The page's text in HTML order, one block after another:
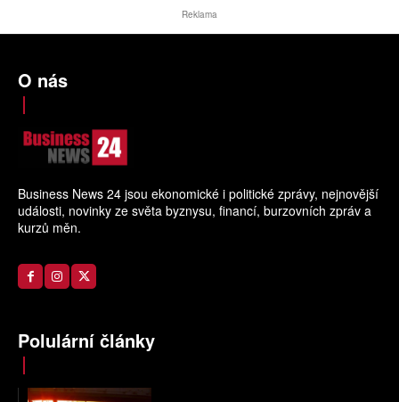
Reklama
O nás
Business News 24 jsou ekonomické i politické zprávy, nejnovější
události, novinky ze světa byznysu, financí, burzovních zpráv a
kurzů měn.
Polulární články